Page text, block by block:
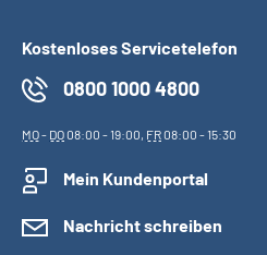
Kostenloses Servicetelefon
0800 1000 4800
MO- DO08:00 - 19:00, FR08:00 - 15:30
Mein Kundenportal
Nachricht schreiben